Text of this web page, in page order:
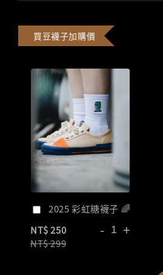
買豆襪子加購價
2025 彩虹糖襪子 🌈
NT$ 250
NT$ 299
- +